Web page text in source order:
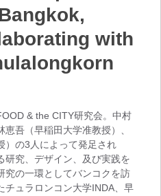
with
& the CITY研究会。中村
吾（早稲田大学准教授）、
）の3人によって発足され
研究、デザイン、及び実践を
究の一環としてバンコクを訪
チュラロンコン大学INDA、早